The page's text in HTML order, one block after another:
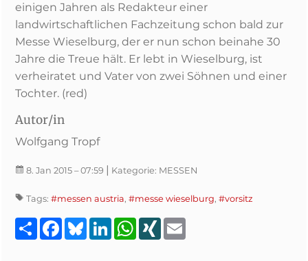
einigen Jahren als Redakteur einer
landwirtschaftlichen Fachzeitung schon bald zur
Messe Wieselburg, der er nun schon beinahe 30
Jahre die Treue hält. Er lebt in Wieselburg, ist
verheiratet und Vater von zwei Söhnen und einer
Tochter. (red)
Autor/in
Wolfgang Tropf
8. Jan 2015 – 07:59 | Kategorie: MESSEN
Tags: #messen austria, #messe wieselburg, #vorsitz
TeilenFacebook
BlueskyLinkedInWhatsApp
XING